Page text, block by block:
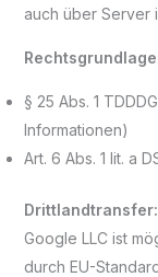
auch über Server
§ 25 Abs. 1
Informationen)
Art. 6 Abs. 1 lit. a
Drittlandtransfer:
Google LLC ist
durch EU-